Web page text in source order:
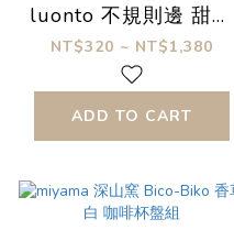
luonto 不規則邊 甜點
盤
NT$320 ~ NT$1,380
ADD TO CART